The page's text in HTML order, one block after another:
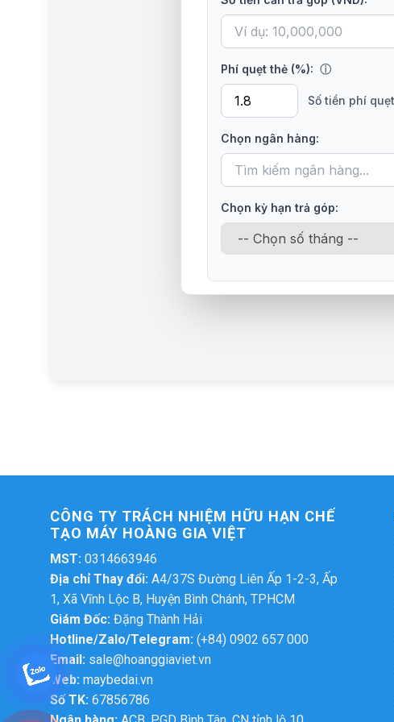
CÔNG TY TRÁCH NHIỆM HỮU HẠN CHẾ
TẠO MÁY HOÀNG GIA VIỆT
MST: 0314663946
Địa chỉ Thay đổi: A4/37S Đường Liên Ấp 1-2-3, Ấp
1, Xã Vĩnh Lộc B, Huyện Bình Chánh, TPHCM
Giám Đốc: Đặng Thành Hải
Hotline/Zalo/Telegram:(+84) 0902 657 000
Email: sale@hoanggiaviet.vn
Web: maybedai.vn
Số TK: 67856786